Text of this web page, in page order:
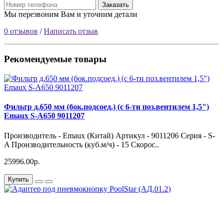
Заказать
Мы перезвоним Вам и уточним детали
0 отзывов /Написать отзыв
Рекомендуемые товары
Фильтр д.650 мм (бок.подсоед.) (с 6-ти поз.вентилем 1,5")
Emaux S-A650 9011207
Производитель - Emaux (Китай) Артикул - 9011206 Серия - S-
A Производительность (куб.м/ч) - 15 Скорос..
25996.00р.
Купить